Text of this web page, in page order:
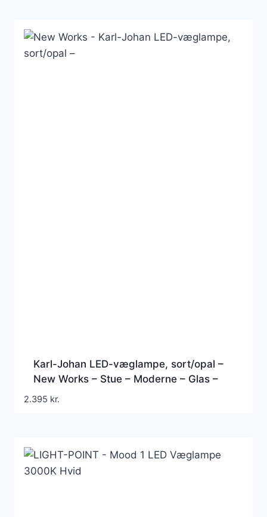
Karl-Johan LED-væglampe, sort/opal –
New Works – Stue – Moderne – Glas –
Med én lyskilde
2.395 kr.